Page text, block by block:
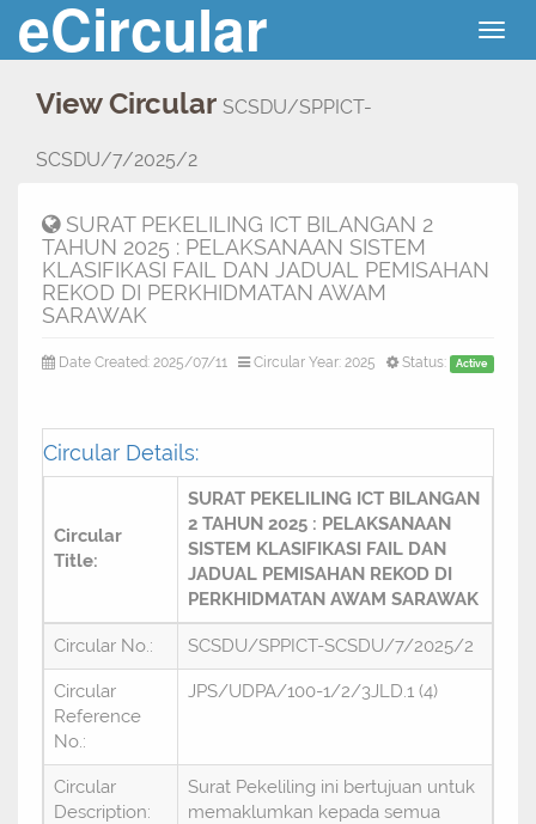
eCircular
View Circular SCSDU/SPPICT-
SCSDU/7/2025/2
SURAT PEKELILING ICT BILANGAN 2
TAHUN 2025 : PELAKSANAAN SISTEM
KLASIFIKASI FAIL DAN JADUAL PEMISAHAN
REKOD DI PERKHIDMATAN AWAM
SARAWAK
Date Created: 2025/07/11 Circular Year: 2025 Status: Active
Circular Details:
Circular
Title:
SURAT PEKELILING ICT BILANGAN
2 TAHUN 2025 : PELAKSANAAN
SISTEM KLASIFIKASI FAIL DAN
JADUAL PEMISAHAN REKOD DI
PERKHIDMATAN AWAM SARAWAK
Circular No.: SCSDU/SPPICT-SCSDU/7/2025/2
Circular
Reference
No.:
JPS/UDPA/100-1/2/3JLD.1 (4)
Circular
Description:
Surat Pekeliling ini bertujuan untuk
memaklumkan kepada semua